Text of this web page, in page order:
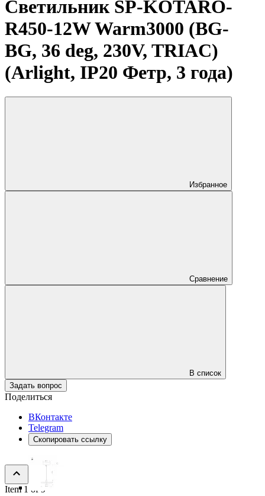
Светильник SP-KOTARO-
R450-12W Warm3000 (BG-
BG, 36 deg, 230V, TRIAC)
(Arlight, IP20 Фетр, 3 года)
Избранное
Сравнение
В список
Задать вопрос
Поделиться
ВКонтакте
Telegram
Скопировать ссылку
Item 1 of 9